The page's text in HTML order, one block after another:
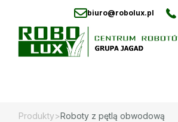
biuro@robolux.pl
Skip
Produkty>Roboty z pętlą obwodową